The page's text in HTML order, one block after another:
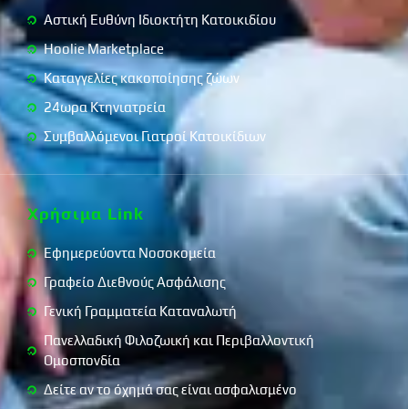
Αστική Ευθύνη Ιδιοκτήτη Κατοικιδίου
Hoolie Marketplace
Καταγγελίες κακοποίησης ζώων
24ωρα Κτηνιατρεία
Συμβαλλόμενοι Γιατροί Κατοικίδιων
Χρήσιμα Link
Εφημερεύοντα Νοσοκομεία
Γραφείο Διεθνούς Ασφάλισης
Γενική Γραμματεία Καταναλωτή
Πανελλαδική Φιλοζωική και Περιβαλλοντική
Ομοσπονδία
Δείτε αν το όχημά σας είναι ασφαλισμένο